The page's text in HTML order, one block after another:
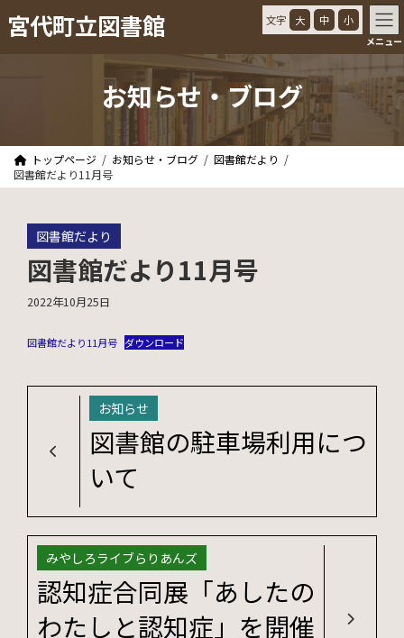
ン
ビ宮代町立図書館 文字 大 中 小
メニュー
お知らせ・ブログ
トップページ お知らせ・ブログ
図書館だより
図書館だより11月号
図書館だより
図書館だより11月号
2022年10月25日
図書館だより11月号 ダウンロード
お知らせ
図書館の駐車場利用につ
いて
みやしろライブらりあんズ
認知症合同展「あしたの
わたしと認知症」を開催